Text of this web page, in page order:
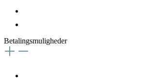
Betalingsmuligheder